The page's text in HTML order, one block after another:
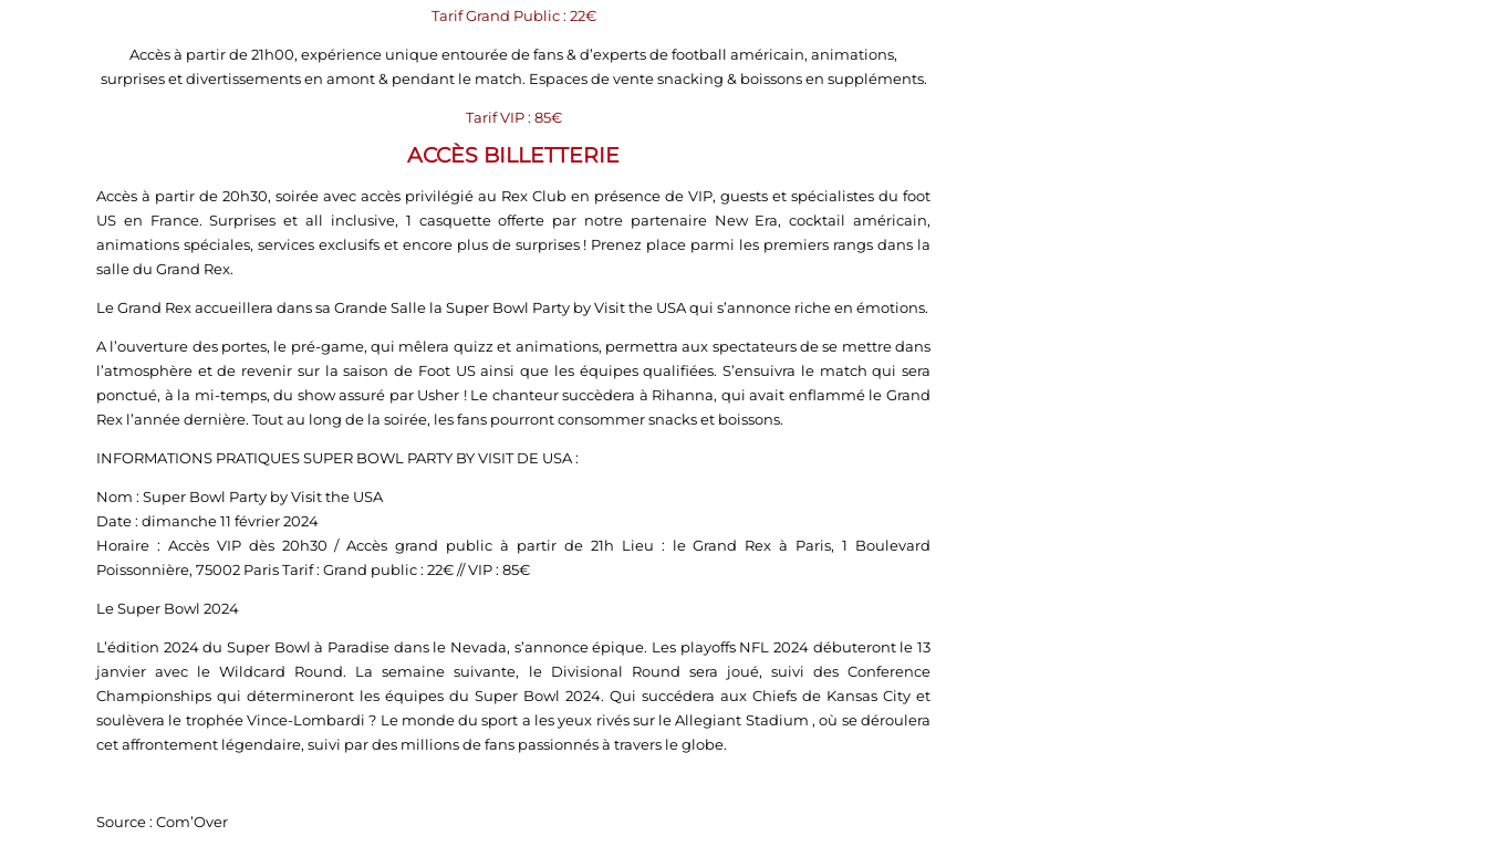
Tarif Grand Public : 22€
Accès à partir de 21h00, expérience unique entourée de fans & d’experts de football américain, animations,
surprises et divertissements en amont & pendant le match. Espaces de vente snacking & boissons en suppléments.
Tarif VIP : 85€
ACCÈS BILLETTERIE
Accès à partir de 20h30, soirée avec accès privilégié au Rex Club en présence de VIP, guests et spécialistes du foot
US en France. Surprises et all inclusive, 1 casquette offerte par notre partenaire New Era, cocktail américain,
animations spéciales, services exclusifs et encore plus de surprises ! Prenez place parmi les premiers rangs dans la
salle du Grand Rex.
Le Grand Rex accueillera dans sa Grande Salle la Super Bowl Party by Visit the USA qui s’annonce riche en émotions.
A l’ouverture des portes, le pré-game, qui mêlera quizz et animations, permettra aux spectateurs de se mettre dans
l’atmosphère et de revenir sur la saison de Foot US ainsi que les équipes qualifiées. S’ensuivra le match qui sera
ponctué, à la mi-temps, du show assuré par Usher ! Le chanteur succèdera à Rihanna, qui avait enflammé le Grand
Rex l’année dernière. Tout au long de la soirée, les fans pourront consommer snacks et boissons.
INFORMATIONS PRATIQUES SUPER BOWL PARTY BY VISIT DE USA :
Nom : Super Bowl Party by Visit the USA
Date : dimanche 11 février 2024
Horaire : Accès VIP dès 20h30 / Accès grand public à partir de 21h Lieu : le Grand Rex à Paris, 1 Boulevard
Poissonnière, 75002 Paris Tarif : Grand public : 22€ // VIP : 85€
Le Super Bowl 2024
L’édition 2024 du Super Bowl à Paradise dans le Nevada, s’annonce épique. Les playoffs NFL 2024 débuteront le 13
janvier avec le Wildcard Round. La semaine suivante, le Divisional Round sera joué, suivi des Conference
Championships qui détermineront les équipes du Super Bowl 2024. Qui succédera aux Chiefs de Kansas City et
soulèvera le trophée Vince-Lombardi ? Le monde du sport a les yeux rivés sur le Allegiant Stadium , où se déroulera
cet affrontement légendaire, suivi par des millions de fans passionnés à travers le globe.
Source : Com’Over